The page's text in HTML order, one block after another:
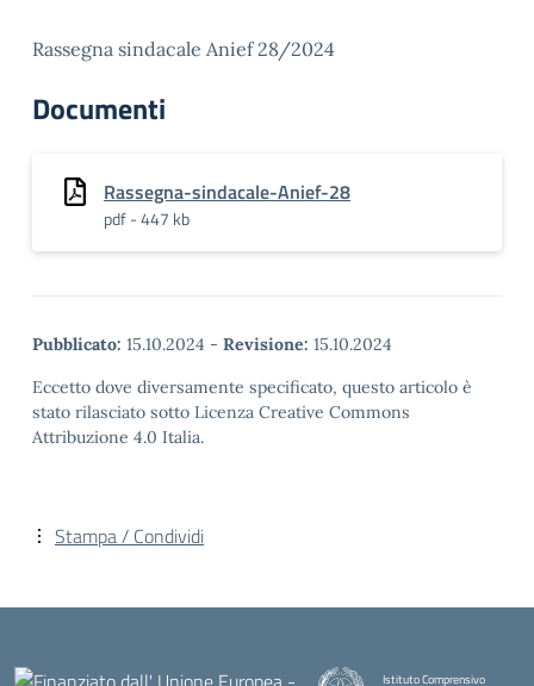
Rassegna sindacale Anief 28/2024
Documenti
Rassegna-sindacale-Anief-28
pdf - 447 kb
Pubblicato: 15.10.2024 - Revisione: 15.10.2024
Eccetto dove diversamente specificato, questo articolo è
stato rilasciato sotto Licenza Creative Commons
Attribuzione 4.0 Italia.
Stampa / Condividi
Istituto Comprensivo